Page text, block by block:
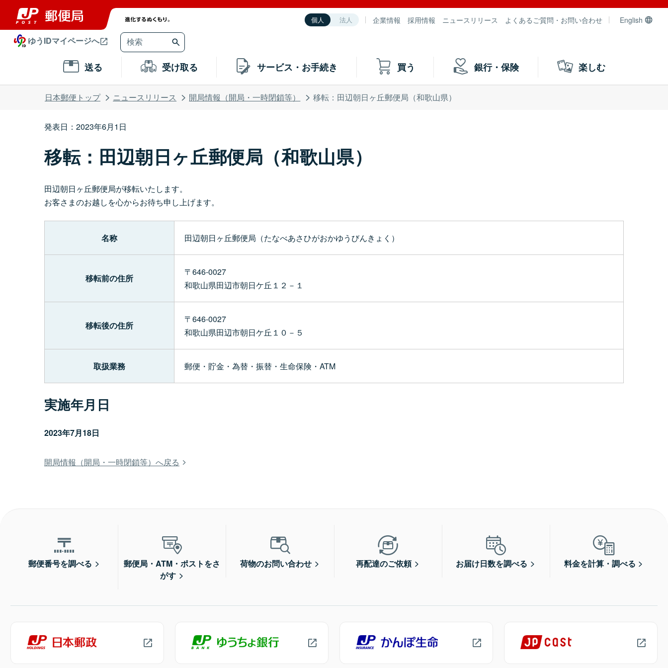
個人 法人 企業情報 採用情報 ニュースリリース よくあるご質問・お問い合わせ English
ゆうIDマイページへ
送る 受け取る サービス・お手続き 買う 銀行・保険 楽しむ
日本郵便トップ ニュースリリース 開局情報（開局・一時閉鎖等） 移転：田辺朝日ヶ丘郵便局（和歌山県）
発表日：2023年6月1日
移転：田辺朝日ヶ丘郵便局（和歌山県）
田辺朝日ヶ丘郵便局が移転いたします。
お客さまのお越しを心からお待ち申し上げます。
名称 田辺朝日ヶ丘郵便局（たなべあさひがおかゆうびんきょく）
移転前の住所
〒646-0027
和歌山県田辺市朝日ケ丘１２－１
移転後の住所
〒646-0027
和歌山県田辺市朝日ケ丘１０－５
取扱業務 郵便・貯金・為替・振替・生命保険・ATM
実施年月日
2023年7月18日
開局情報（開局・一時閉鎖等）へ戻る
郵便番号を調べる
郵便局・ATM・ポストをさ
がす
荷物のお問い合わせ 再配達のご依頼 お届け日数を調べる 料金を計算・調べる